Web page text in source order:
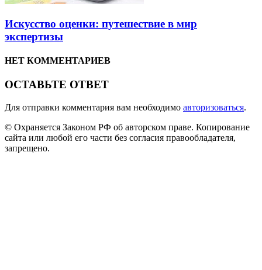
Искусство оценки: путешествие в мир
экспертизы
НЕТ КОММЕНТАРИЕВ
ОСТАВЬТЕ ОТВЕТ
Для отправки комментария вам необходимо авторизоваться.
© Охраняется Законом РФ об авторском праве. Копирование
сайта или любой его части без согласия правообладателя,
запрещено.